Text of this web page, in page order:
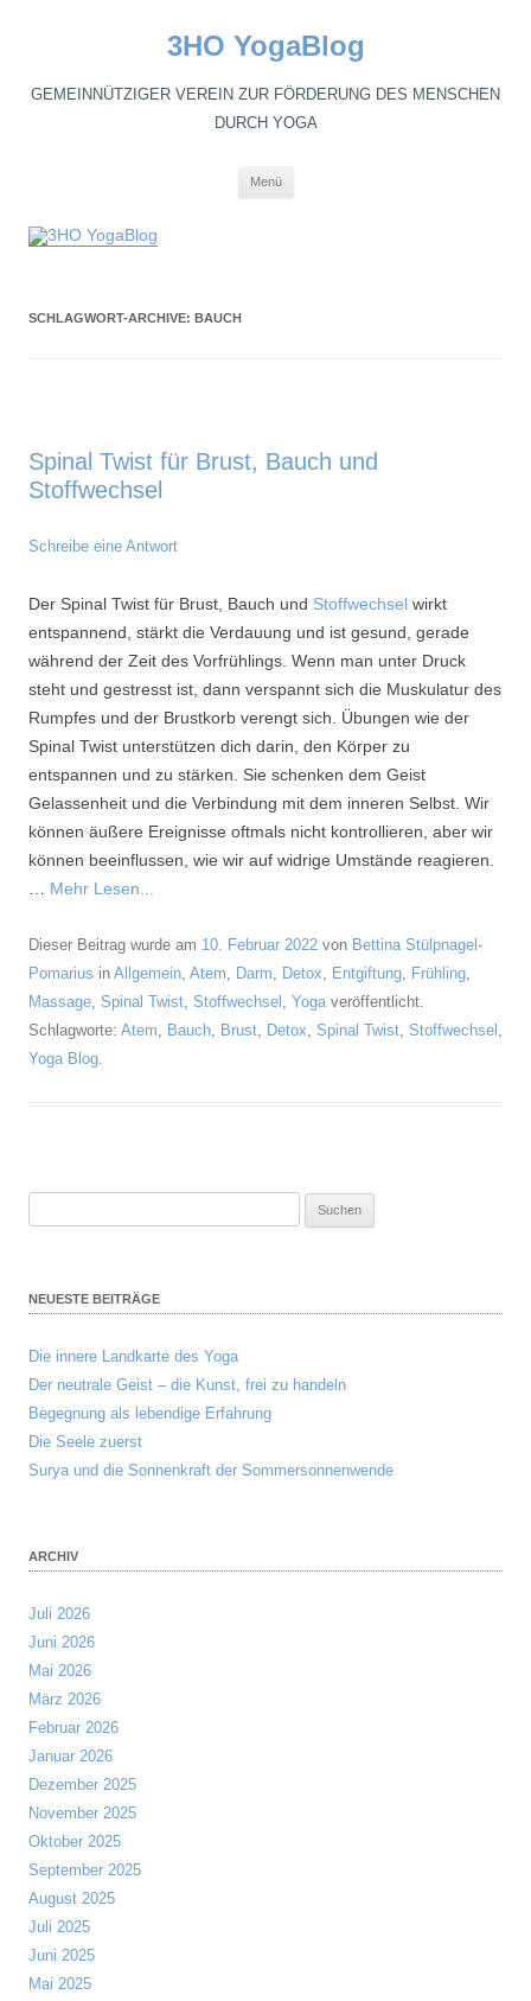
3HO YogaBlog
GEMEINNÜTZIGER VEREIN ZUR FÖRDERUNG DES MENSCHEN
DURCH YOGA
Menü
SCHLAGWORT-ARCHIVE: BAUCH
Spinal Twist für Brust, Bauch und
Stoffwechsel
Schreibe eine Antwort
Der Spinal Twist für Brust, Bauch und Stoffwechsel wirkt
entspannend, stärkt die Verdauung und ist gesund, gerade
während der Zeit des Vorfrühlings. Wenn man unter Druck
steht und gestresst ist, dann verspannt sich die Muskulatur des
Rumpfes und der Brustkorb verengt sich. Übungen wie der
Spinal Twist unterstützen dich darin, den Körper zu
entspannen und zu stärken. Sie schenken dem Geist
Gelassenheit und die Verbindung mit dem inneren Selbst. Wir
können äußere Ereignisse oftmals nicht kontrollieren, aber wir
können beeinflussen, wie wir auf widrige Umstände reagieren.
Mehr Lesen...
Dieser Beitrag wurde am 10. Februar 2022 von Bettina Stülpnagel-
Pomarius in Allgemein, Atem, Darm, Detox, Entgiftung, Frühling,
Massage, Spinal Twist, Stoffwechsel , Yogaveröffentlicht.
Schlagworte: Atem, Bauch, Brust, Detox, Spinal Twist, Stoffwechsel ,
Yoga Blog.
NEUESTE BEITRÄGE
Die innere Landkarte des Yoga
Der neutrale Geist – die Kunst, frei zu handeln
Begegnung als lebendige Erfahrung
Die Seele zuerst
Surya und die Sonnenkraft der Sommersonnenwende
ARCHIV
Juli 2026
Juni 2026
Mai 2026
März 2026
Februar 2026
Januar 2026
Dezember 2025
November 2025
Oktober 2025
September 2025
August 2025
Juli 2025
Juni 2025
Mai 2025